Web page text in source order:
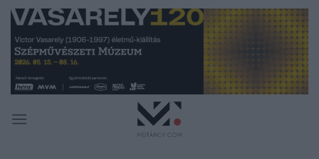
Skip
content